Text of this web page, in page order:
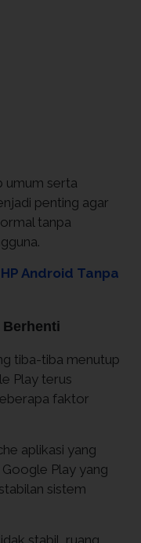
umum serta
penting agar
tanpa
Android Tanpa
Berhenti
tiba-tiba menutup
Play terus
faktor
aplikasi yang
Play yang
sistem
stabil, ruang